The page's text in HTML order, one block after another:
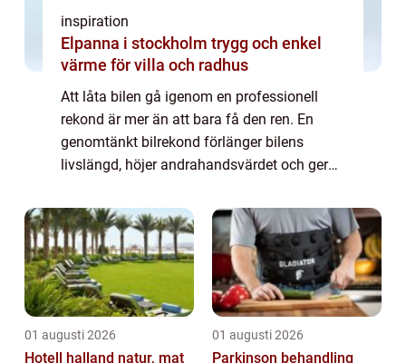
inspiration
Elpanna i stockholm trygg och enkel
värme för villa och radhus
Att låta bilen gå igenom en professionell
rekond är mer än att bara få den ren. En
genomtänkt bilrekond förlänger bilens
livslängd, höjer andrahandsvärdet och ger
bilrekond göteborg finns i dag flera nivåer...
01 augusti 2026
Hotell halland natur, mat
01 augusti 2026
Parkinson behandling